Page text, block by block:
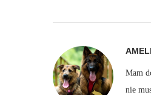
Mam
nie